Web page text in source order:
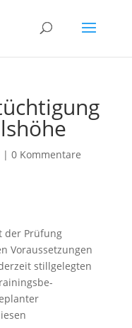
| 0 Kommentare
der Prüfung
Voraussetzungen
stillgelegten